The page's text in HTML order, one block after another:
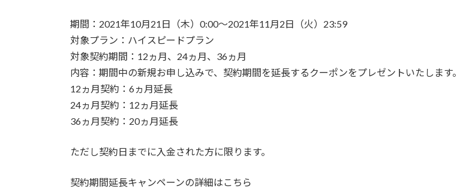
期間：2021年10月21日（木）0:00〜2021年11月2日（火）23:59
対象プラン：ハイスピードプラン
対象契約期間：12ヵ月、24ヵ月、36ヵ月
内容：期間中の新規お申し込みで、契約期間を延長するクーポンをプレゼントいたします。
12ヵ月契約：6ヵ月延長
24ヵ月契約：12ヵ月延長
36ヵ月契約：20ヵ月延長
ただし契約日までに入金された方に限ります。
契約期間延長キャンペーンの詳細はこちら